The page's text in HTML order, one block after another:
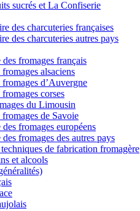
sucrés et La Confiserie
des charcuteries françaises
des charcuteries autres pays
des fromages français
fromages alsaciens
fromages d’Auvergne
fromages corses
du Limousin
fromages de Savoie
fromages européens
fromages des autres pays
de fabrication fromagère
et alcools